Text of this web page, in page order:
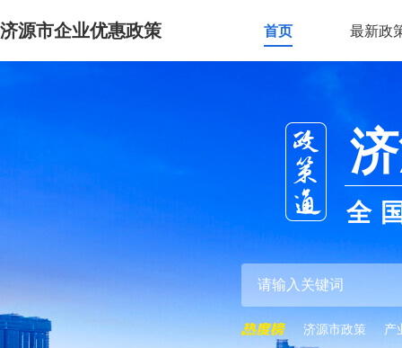
济源市企业优惠政策 首页 最新政
全
济源市政策 产